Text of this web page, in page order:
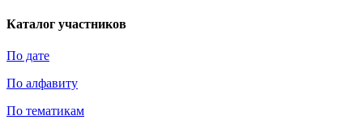
Каталог участников
По дате
По алфавиту
По тематикам